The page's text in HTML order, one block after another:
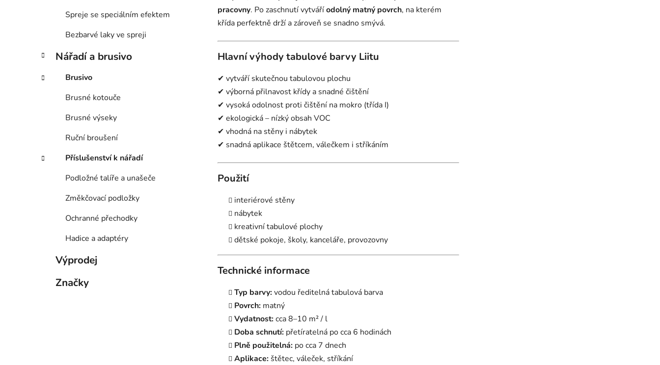
Spreje se speciálním efektem
Bezbarvé laky ve spreji
Nářadí a brusivo
Brusivo
Brusné kotouče
Brusné výseky
Ruční broušení
Příslušenství k nářadí
Podložné talíře a unašeče
Změkčovací podložky
Ochranné přechodky
Hadice a adaptéry
Výprodej
Značky
pracovny. Po zaschnutí vytváříodolný matný povrch, na kterém
křída perfektně drží a zároveň se snadno smývá.
Hlavní výhody tabulové barvy Liitu
✔ vytváří skutečnou tabulovou plochu
✔ výborná přilnavost křídy a snadné čištění
✔ vysoká odolnost proti čištění na mokro (třída I)
✔ ekologická – nízký obsah VOC
✔ vhodná na stěny i nábytek
✔ snadná aplikace štětcem, válečkem i stříkáním
Použití
interiérové stěny
nábytek
kreativní tabulové plochy
dětské pokoje, školy, kanceláře, provozovny
Technické informace
Typ barvy:vodou ředitelná tabulová barva
Povrch: matný
Vydatnost:cca 8–10 m² / l
Doba schnutí: přetíratelná po cca 6 hodinách
Plně použitelná: po cca 7 dnech
Aplikace: štětec, váleček, stříkání